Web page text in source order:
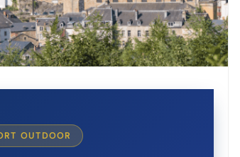
OUTDOOR